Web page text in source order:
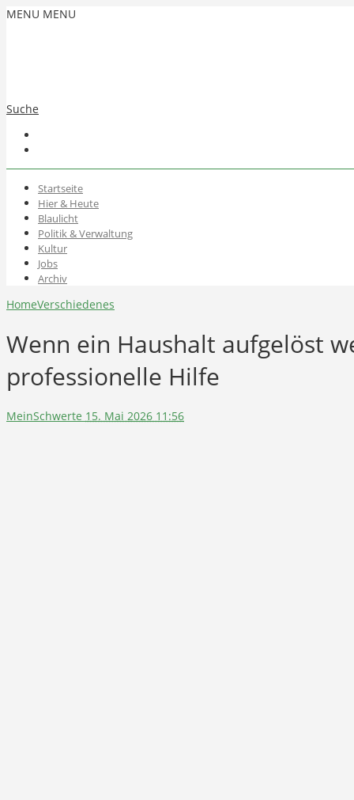
MENU MENU
Suche
Startseite
Hier & Heute
Blaulicht
Politik & Verwaltung
Kultur
Jobs
Archiv
HomeVerschiedenes
Wenn ein Haushalt aufgelöst
professionelle Hilfe
MeinSchwerte 15. Mai 2026 11:56